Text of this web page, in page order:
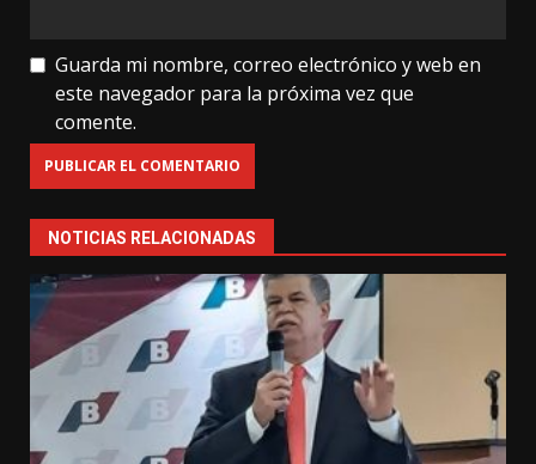
Guarda mi nombre, correo electrónico y web en
este navegador para la próxima vez que
comente.
NOTICIAS RELACIONADAS